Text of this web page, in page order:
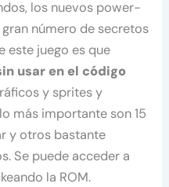
los nuevos power-
número de secretos
este juego es que
usar en el código
y sprites y
más importante son 15
y otros bastante
Se puede acceder a
la ROM.